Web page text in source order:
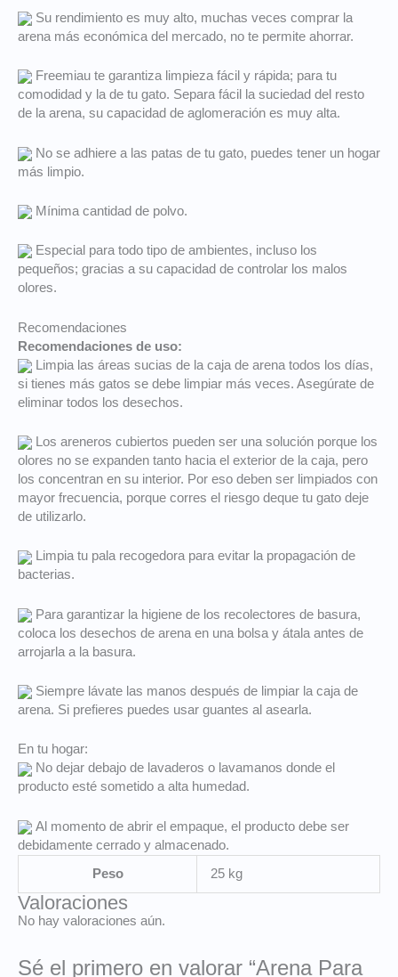
Su rendimiento es muy alto, muchas veces comprar la
arena más económica del mercado, no te permite ahorrar.
Freemiau te garantiza limpieza fácil y rápida; para tu
comodidad y la de tu gato. Separa fácil la suciedad del resto
de la arena, su capacidad de aglomeración es muy alta.
No se adhiere a las patas de tu gato, puedes tener un hogar
más limpio.
Mínima cantidad de polvo.
Especial para todo tipo de ambientes, incluso los
pequeños; gracias a su capacidad de controlar los malos
olores.
Recomendaciones
Recomendaciones de uso:
Limpia las áreas sucias de la caja de arena todos los días,
si tienes más gatos se debe limpiar más veces. Asegúrate de
eliminar todos los desechos.
Los areneros cubiertos pueden ser una solución porque los
olores no se expanden tanto hacia el exterior de la caja, pero
los concentran en su interior. Por eso deben ser limpiados con
mayor frecuencia, porque corres el riesgo deque tu gato deje
de utilizarlo.
Limpia tu pala recogedora para evitar la propagación de
bacterias.
Para garantizar la higiene de los recolectores de basura,
coloca los desechos de arena en una bolsa y átala antes de
arrojarla a la basura.
Siempre lávate las manos después de limpiar la caja de
arena. Si prefieres puedes usar guantes al asearla.
En tu hogar:
No dejar debajo de lavaderos o lavamanos donde el
producto esté sometido a alta humedad.
Al momento de abrir el empaque, el producto debe ser
debidamente cerrado y almacenado.
Peso
25 kg
Valoraciones
No hay valoraciones aún.
Sé el primero en valorar “Arena Para